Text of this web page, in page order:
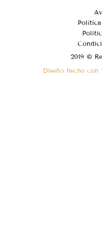
2019 ©
Diseño hecho